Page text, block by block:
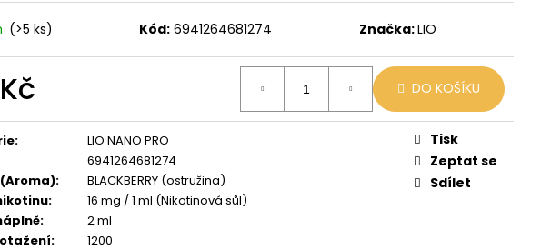
(>5 ks) Kód: 6941264681274 Značka:LIO
DO KOŠÍKU
:
LIO NANO PRO
6941264681274
:
BLACKBERRY (ostružina)
:
16 mg / 1 ml (Nikotinová sůl)
:
2 ml
:
1200
Tisk
Zeptat se
Sdílet
LIO POD SUMMER MIX
59 Kč